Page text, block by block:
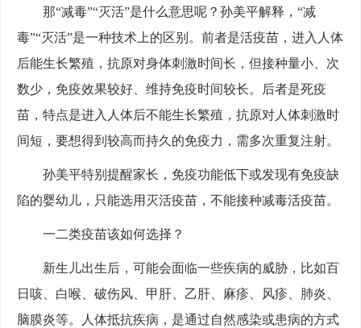
那“减毒”“灭活”是什么意思呢？孙美平解释，“减
毒”“灭活”是一种技术上的区别。前者是活疫苗，进入人体
后能生长繁殖，抗原对身体刺激时间长，但接种量小、次
数少，免疫效果较好、维持免疫时间较长。后者是死疫
苗，特点是进入人体后不能生长繁殖，抗原对人体刺激时
间短，要想得到较高而持久的免疫力，需多次重复注射。
孙美平特别提醒家长，免疫功能低下或发现有免疫缺
陷的婴幼儿，只能选用灭活疫苗，不能接种减毒活疫苗。
一二类疫苗该如何选择？
新生儿出生后，可能会面临一些疾病的威胁，比如百
日咳、白喉、破伤风、甲肝、乙肝、麻疹、风疹、肺炎、
脑膜炎等。人体抵抗疾病，是通过自然感染或患病的方式